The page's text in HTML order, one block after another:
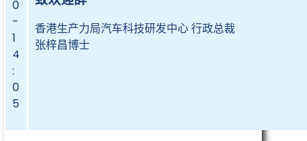
0
-
1
4
:
0
5
香港生产力局汽车科技研发中心 行政总裁
张梓昌博士